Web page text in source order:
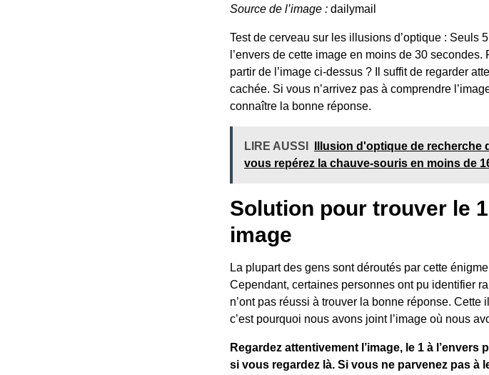
Source de l’image : dailymail
Test de cerveau sur les illusions d’optique : Seuls
l’envers de cette image en moins de 30
partir de l’image ci-dessus ? Il suffit de regarder
cachée. Si vous n’arrivez pas à comprendre
connaître la bonne réponse.
LIRE AUSSI
Illusion d'optique de
vous repérez la chauve-souris en moins de
Solution pour trouver le
image
La plupart des gens sont déroutés par cette
Cependant, certaines personnes ont pu identifier
n’ont pas réussi à trouver la bonne réponse.
c’est pourquoi nous avons joint l’image où nous
Regardez attentivement l’image, le 1 à
si vous regardez là. Si vous ne parvenez pas à